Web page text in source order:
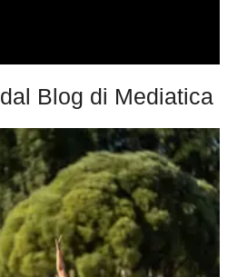
dal Blog di Mediatica